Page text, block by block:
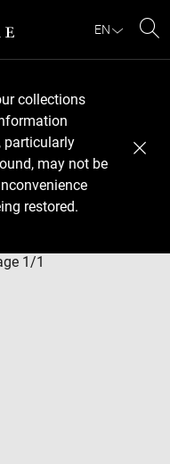
EN
collections
particularly
may not be
restored.